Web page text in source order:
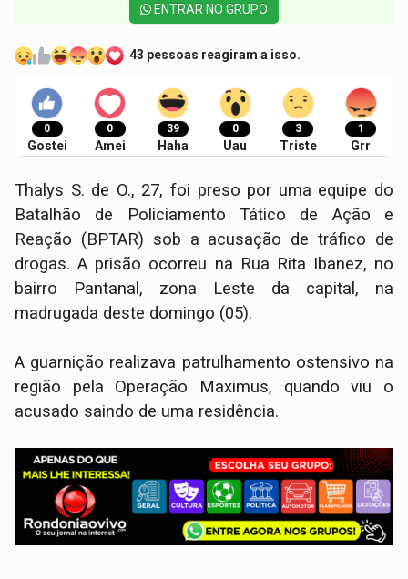
ENTRAR NO GRUPO
43 pessoas reagiram a isso.
0
Gostei
0
Amei
39
Haha
0
Uau
3
Triste
1
Grr
Thalys S. de O., 27, foi preso por uma equipe do
Batalhão de Policiamento Tático de Ação e
Reação (BPTAR) sob a acusação de tráfico de
drogas. A prisão ocorreu na Rua Rita Ibanez, no
bairro Pantanal, zona Leste da capital, na
madrugada deste domingo (05).
​A guarnição realizava patrulhamento ostensivo na
região pela Operação Maximus, quando viu o
acusado saindo de uma residência.